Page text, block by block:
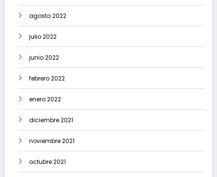
agosto 2022
julio 2022
junio 2022
febrero 2022
enero 2022
diciembre 2021
noviembre 2021
octubre 2021